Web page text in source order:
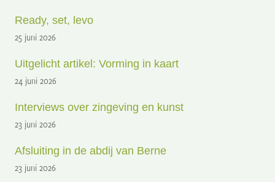
Ready, set, levo
25 juni 2026
Uitgelicht artikel: Vorming in kaart
24 juni 2026
Interviews over zingeving en kunst
23 juni 2026
Afsluiting in de abdij van Berne
23 juni 2026